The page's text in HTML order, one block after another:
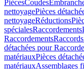
PiècesCoudes
nettoyagePièces
nettoyageRéductions
spécialesRaccordements
Raccordements
détachées pour
matériauxPièces
matériauxAssemblages